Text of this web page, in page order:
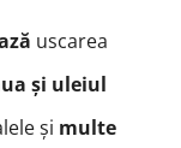
uscarea
și uleiul
și multe